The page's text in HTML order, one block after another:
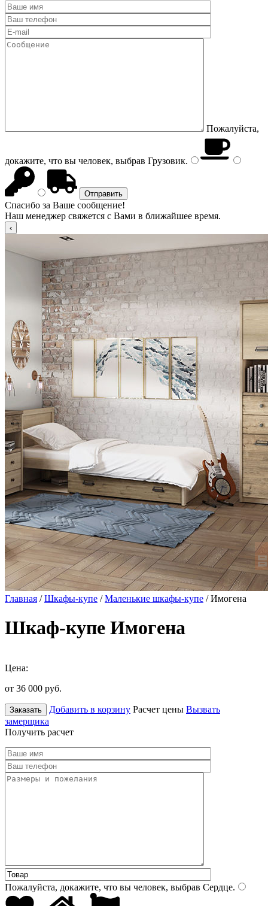
Пожалуйста,
докажите, что вы человек, выбрав Грузовик.
Спасибо за Ваше сообщение!
Наш менеджер свяжется с Вами в ближайшее время.
Главная /Шкафы-купе /Маленькие шкафы-купе / Имогена
Шкаф-купе Имогена
Цена:
от 36 000 руб.
Заказать Добавить в корзину Расчет цены Вызвать
замерщика
Получить расчет
Пожалуйста, докажите, что вы человек, выбрав Сердце.